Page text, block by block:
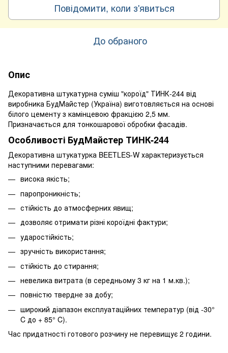
Повідомити, коли з'явиться
До обраного
Опис
Декоративна штукатурна суміш "короїд" ТИНК-244 від
виробника БудМайстер (Україна) виготовляється на основі
білого цементу з камінцевою фракцією 2,5 мм.
Призначається для тонкошарової обробки фасадів.
Особливості БудМайстер ТИНК-244
Декоративна штукатурка BEETLES-W характеризується
наступними перевагами:
висока якість;
паропроникність;
стійкість до атмосферних явищ;
дозволяє отримати різні короїдні фактури;
ударостійкість;
зручність використання;
стійкість до стирання;
невелика витрата (в середньому 3 кг на 1 м.кв.);
повністю твердне за добу;
широкий діапазон експлуатаційних температур (від -30°
C до + 85° C).
Час придатності готового розчину не перевищує 2 години.